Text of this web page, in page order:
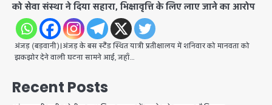
को सेवा संस्था ने दिया सहारा, भिक्षावृत्ति के लिए लाए जाने का आरोप
अंजड़ (बड़वानी)।अंजड़ के बस स्टैंड स्थित यात्री प्रतीक्षालय में शनिवार को मानवता को
झकझोर देने वाली घटना सामने आई, जहाँ…
Recent Posts